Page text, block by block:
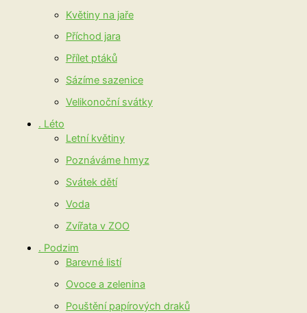
Květiny na jaře
Příchod jara
Přílet ptáků
Sázíme sazenice
Velikonoční svátky
. Léto
Letní květiny
Poznáváme hmyz
Svátek dětí
Voda
Zvířata v ZOO
. Podzim
Barevné listí
Ovoce a zelenina
Pouštění papírových draků